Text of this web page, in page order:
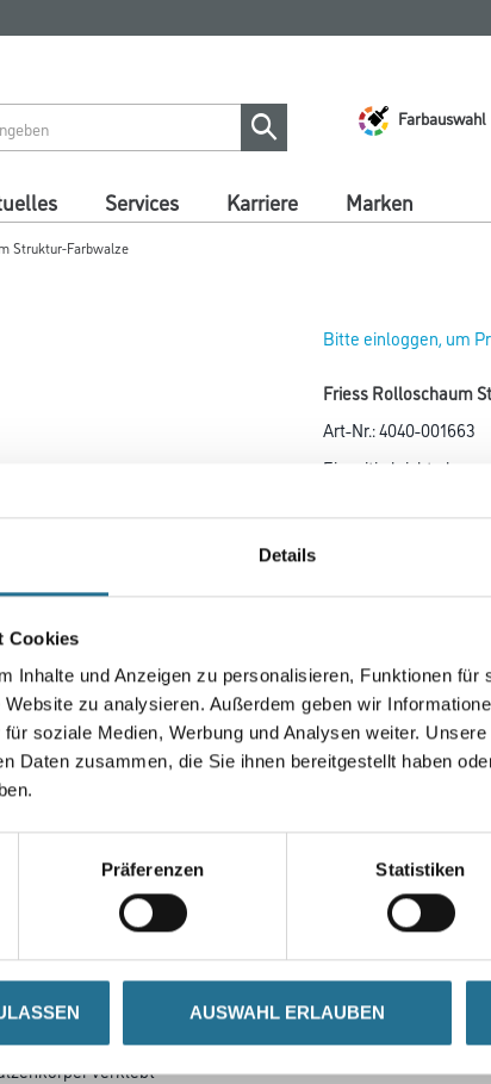
Details
Cookies
Inhalte und Anzeigen zu personalisieren, Funktionen für
zu analysieren. Außerdem geben wir
soziale Medien, Werbung und Analysen weiter.
Daten zusammen, die Sie ihnen bereitgestellt haben
Präferenzen Statistiken
AUSWAHL ERLAUBEN
Farbauswahl
Services Karriere Marken
Struktur-Farbwalze
Bitte einloggen, um
Friess Rolloschaum
Art-Nr.:4040-001663
Einseitig leicht
plastische Effekte
ZUSATZINFOS
verklebt